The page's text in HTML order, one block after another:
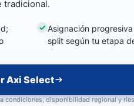
tradicional.
Asignación
split según tu etapa
Axi Select
condiciones, disponibilidad regional y